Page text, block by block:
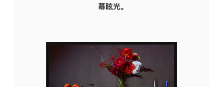
幕眩光。